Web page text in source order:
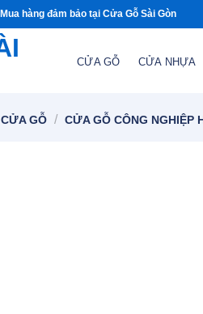
Mua hàng đảm bảo tại Cửa Gỗ Sài Gòn
CỬA GỖ CỬA NHỰA
CỬA GỖ / CỬA GỖ CÔNG NGHIỆP